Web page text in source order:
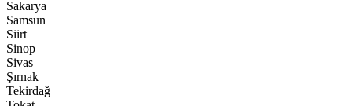
Sakarya
Samsun
Siirt
Sinop
Sivas
Şırnak
Tekirdağ